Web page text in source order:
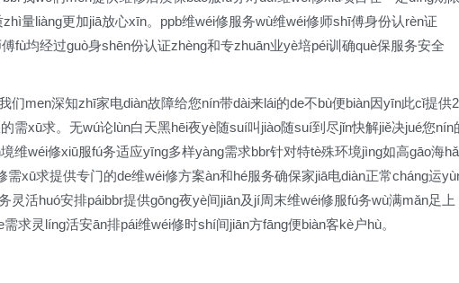
量liàng更加jiā放心xīn。ppb维wéi修服务wù维wéi修师shī傅身份认rèn证
fù均经过guò身shēn份认证zhèng和专zhuān业yè培péi训确què保服务安全
们men深知zhī家电diàn故障给您nín带dài来lái的de不bù便biàn因yīn此cǐ提供
需xū求。无wú论lùn白天黑hēi夜yè随suí叫jiào随suí到尽jǐn快解jiě决jué您nín
维wéi修xiū服fú务适应yīng多样yàng需求bbr针对特tè殊环境jìng如高gāo海
xū求提供专门的de维wéi修方案àn和hé服务确保家jiā电diàn正常cháng运
灵活huó安排páibbr提供gōng夜yè间jiān及jí周末维wéi修服fú务wù满mǎn足上
求灵líng活安ān排pái维wéi修时shí间jiān方fāng便biàn客kè户hù。